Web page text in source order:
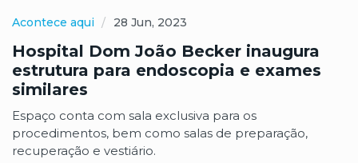
Acontece aqui 28 Jun, 2023
Hospital Dom João Becker inaugura
estrutura para endoscopia e exames
similares
Espaço conta com sala exclusiva para os
procedimentos, bem como salas de preparação,
recuperação e vestiário.